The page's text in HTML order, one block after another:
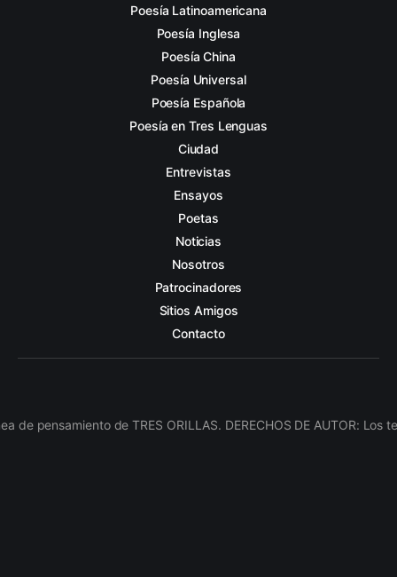
Poesía Latinoamericana
Poesía Inglesa
Poesía China
Poesía Universal
Poesía Española
Poesía en Tres Lenguas
Ciudad
Entrevistas
Ensayos
Poetas
Noticias
Nosotros
Patrocinadores
Sitios Amigos
Contacto
pensamiento de TRES ORILLAS. DERECHOS DE